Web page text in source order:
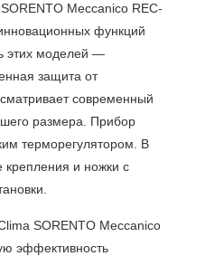
Meccanico REC-
функций
этих моделей —
защита от
современный
размера. Прибор
терморегулятором. В
крепления и ножки с
SORENTO Meccanico
эффективность